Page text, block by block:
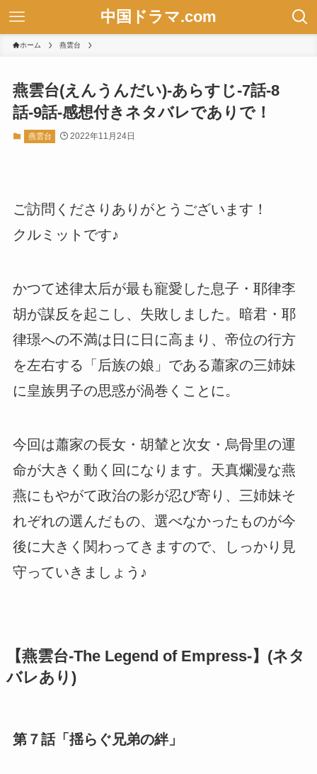
中国ドラマ.com
ホーム 燕雲台
燕雲台(えんうんだい)-あらすじ-7話-8
話-9話-感想付きネタバレでありで！
燕雲台 2022年11月24日
ご訪問くださりありがとうございます！
クルミットです♪
かつて述律太后が最も寵愛した息子・耶律李
胡が謀反を起こし、失敗しました。暗君・耶
律璟への不満は日に日に高まり、帝位の行方
を左右する「后族の娘」である蕭家の三姉妹
に皇族男子の思惑が渦巻くことに。
今回は蕭家の長女・胡輦と次女・烏骨里の運
命が大きく動く回になります。天真爛漫な燕
燕にもやがて政治の影が忍び寄り、三姉妹そ
れぞれの選んだもの、選べなかったものが今
後に大きく関わってきますので、しっかり見
守っていきましょう♪
【燕雲台-The Legend of Empress-】(ネタ
バレあり)
第７話「揺らぐ兄弟の絆」